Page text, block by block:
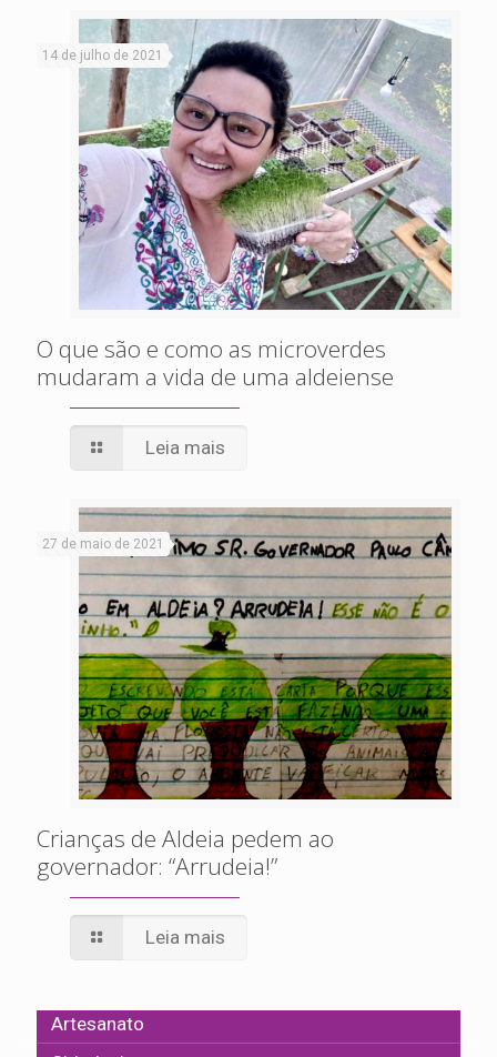
14 de julho de 2021
O que são e como as microverdes
mudaram a vida de uma aldeiense
Leia mais
27 de maio de 2021
Crianças de Aldeia pedem ao
governador: “Arrudeia!”
Leia mais
Artesanato